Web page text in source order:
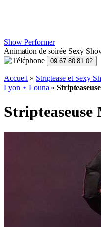
Show Performer
Animation de soirée Sexy
Accueil » Striptease et Sexy
Lyon ⋆ Louna »